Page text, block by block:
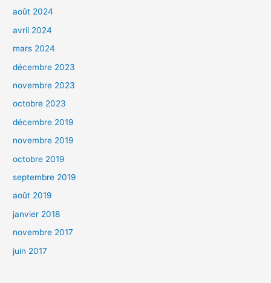
août 2024
avril 2024
mars 2024
décembre 2023
novembre 2023
octobre 2023
décembre 2019
novembre 2019
octobre 2019
septembre 2019
août 2019
janvier 2018
novembre 2017
juin 2017